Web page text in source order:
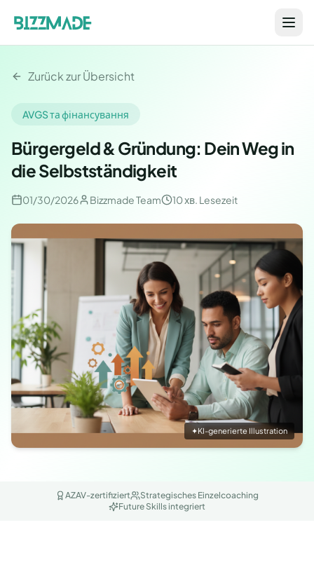
Zurück zur Übersicht
AVGS та фінансування
Bürgergeld & Gründung: Dein Weg in
die Selbstständigkeit
01/30/2026 Bizzmade Team 10 хв. Lesezeit
✦KI-generierte Illustration
AZAV-zertifiziert
Strategisches Einzelcoaching
Future Skills integriert